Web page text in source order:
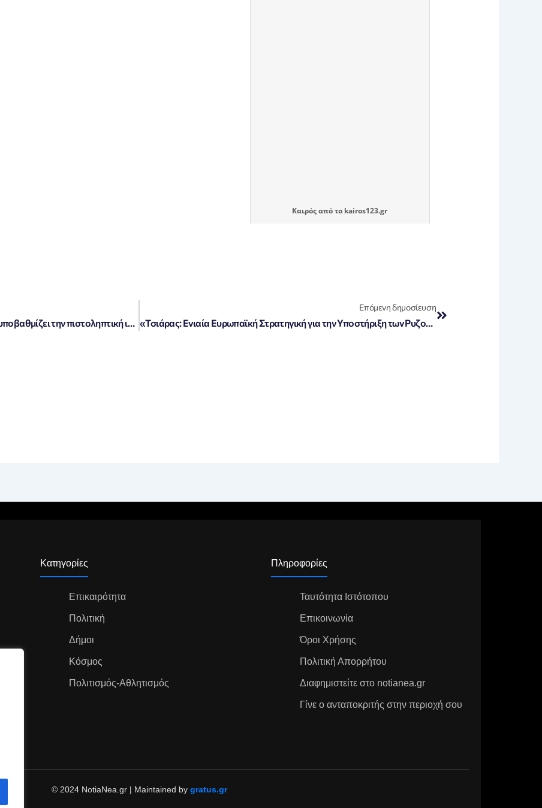
Καιρόςαπό το kairos123.gr
Συναγερμός στη Γαλλία: Ο οίκος Fitch υποβαθμίζει την πιστοληπτική ικανότητα της χώρας!
Επόμενη δημοσίευση
«Τσιάρας: Ενιαία Ευρωπαϊκή Στρατηγική για την Υποστήριξη των Ρυζοπαραγωγών – Η Καινοτόμος Πρόταση»
Κατηγορίες
Επικαιρότητα
Πολιτική
Δήμοι
Κόσμος
Πολιτισμός-Αθλητισμός
Πληροφορίες
Ταυτότητα Ιστότοπου
Επικοινωνία
Όροι Χρήσης
Πολιτική Απορρήτου
Διαφημιστείτε στο notianea.gr
Γίνε ο ανταποκριτής στην περιοχή σου
© 2024 NotiaNea.gr | Maintained by gratus.gr